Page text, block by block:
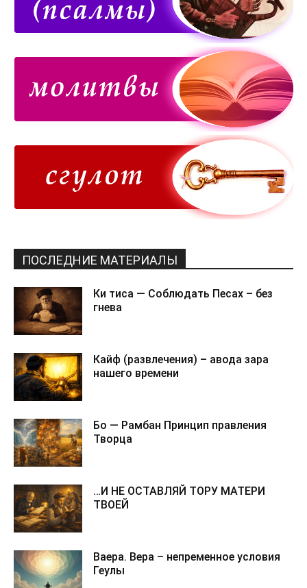
ПОСЛЕДНИЕ МАТЕРИАЛЫ
Ки тиса — Соблюдать Песах – без
гнева
Кайф (развлечения) – авода зара
нашего времени
Бо — Рамбан Принцип правления
Творца
…И НЕ ОСТАВЛЯЙ ТОРУ МАТЕРИ
ТВОЕЙ
Ваера. Вера – непременное условия
Геулы